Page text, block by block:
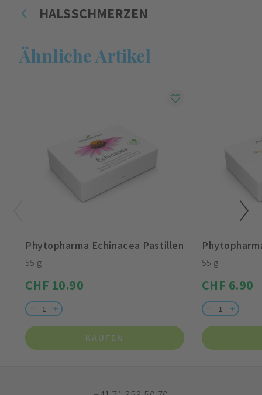
HALSSCHMERZEN
Ähnliche Artikel
Phytopharma Echinacea Pastillen
55 g
CHF 10.90
KAUFEN
55 g
CHF 6.90